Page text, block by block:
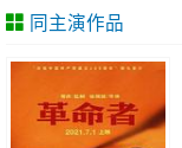
同主演作品